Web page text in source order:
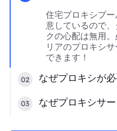
住宅プロキシプ
意しているので
クの心配は無用
リアのプロキシ
できます！
02 なぜプロキシが必
03 なぜプロキシサ